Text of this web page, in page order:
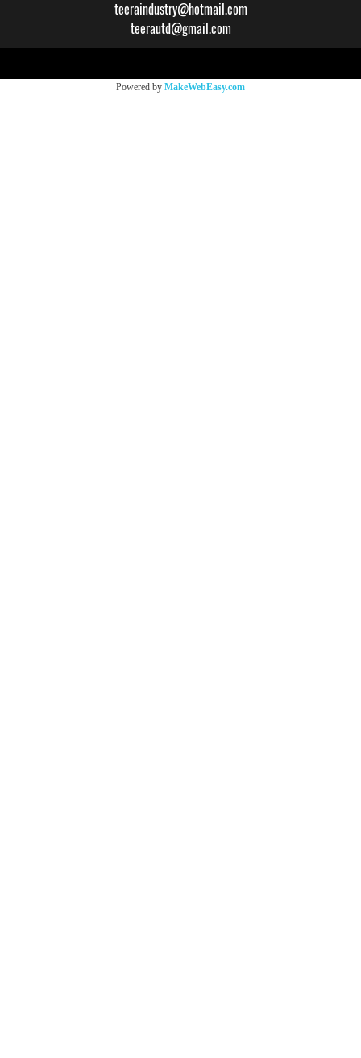
teeraindustry@hotmail.com
teerautd@gmail.com
Powered by MakeWebEasy.com